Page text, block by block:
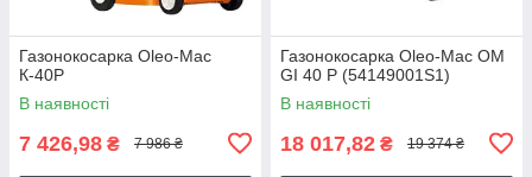
Газонокосарка Oleo-Mac
К-40Р
В наявності
7 426,98 ₴ 7 986 ₴
Газонокосарка Oleo-Mac OM
GI 40 P (54149001S1)
В наявності
18 017,82 ₴ 19 374 ₴